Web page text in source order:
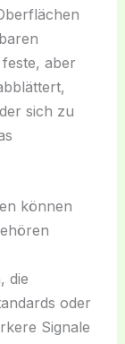
aber
sich zu
können
die
oder
Signale